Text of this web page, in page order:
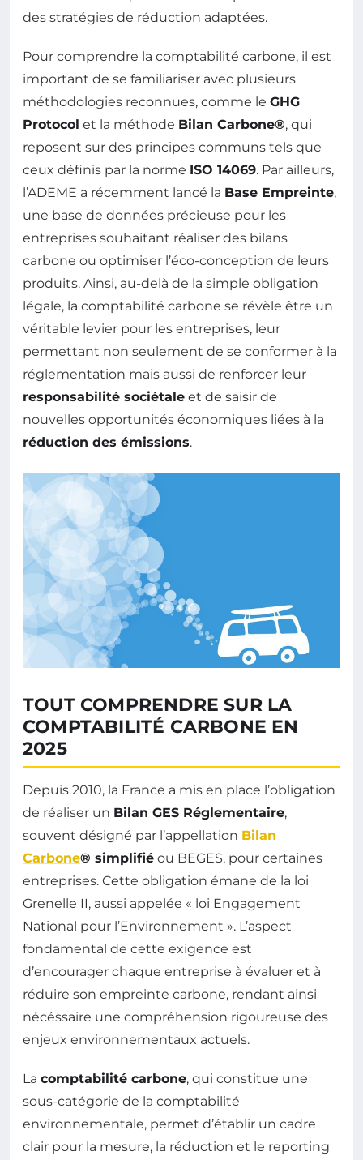
des stratégies de réduction adaptées.
Pour comprendre la comptabilité carbone, il est
important de se familiariser avec plusieurs
méthodologies reconnues, comme le GHG
Protocol et la méthode Bilan Carbone®, qui
reposent sur des principes communs tels que
ceux définis par la norme ISO 14069. Par ailleurs,
l’ADEME a récemment lancé la Base Empreinte,
une base de données précieuse pour les
entreprises souhaitant réaliser des bilans
carbone ou optimiser l’éco-conception de leurs
produits. Ainsi, au-delà de la simple obligation
légale, la comptabilité carbone se révèle être un
véritable levier pour les entreprises, leur
permettant non seulement de se conformer à la
réglementation mais aussi de renforcer leur
responsabilité sociétale et de saisir de
nouvelles opportunités économiques liées à la
réduction des émissions.
TOUT COMPRENDRE SUR LA
COMPTABILITÉ CARBONE EN
2025
Depuis 2010, la France a mis en place l’obligation
de réaliser un Bilan GES Réglementaire,
souvent désigné par l’appellation Bilan
Carbone® simplifié ou BEGES, pour certaines
entreprises. Cette obligation émane de la loi
Grenelle II, aussi appelée « loi Engagement
National pour l’Environnement ». L’aspect
fondamental de cette exigence est
d’encourager chaque entreprise à évaluer et à
réduire son empreinte carbone, rendant ainsi
nécéssaire une compréhension rigoureuse des
enjeux environnementaux actuels.
La comptabilité carbone, qui constitue une
sous-catégorie de la comptabilité
environnementale, permet d’établir un cadre
clair pour la mesure, la réduction et le reporting